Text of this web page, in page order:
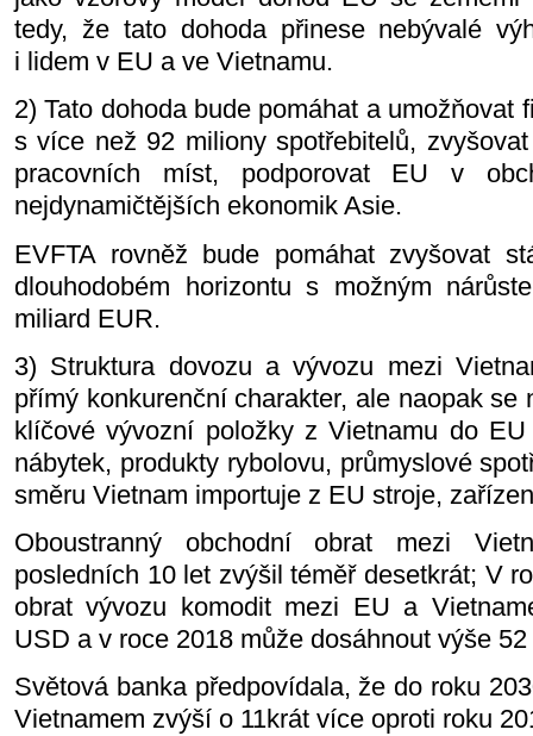
tedy, že tato dohoda přinese nebývalé
i lidem v EU a ve Vietnamu.
2) Tato dohoda bude pomáhat a umožňovat
s více než 92 miliony spotřebitelů,
pracovních míst, podporovat EU v
nejdynamičtějších ekonomik Asie.
EVFTA rovněž bude pomáhat zvyšovat
dlouhodobém horizontu s možným
miliard EUR.
3) Struktura dovozu a vývozu mezi
přímý konkurenční charakter, ale naopak se
klíčové vývozní položky z Vietnamu do
nábytek, produkty rybolovu, průmyslové
směru Vietnam importuje z EU stroje,
Oboustranný obchodní obrat mezi
posledních 10 let zvýšil téměř desetkrát; V
obrat vývozu komodit mezi EU a
USD a v roce 2018 může dosáhnout výše
Světová banka předpovídala, že do roku
Vietnamem zvýší o 11krát více oproti roku